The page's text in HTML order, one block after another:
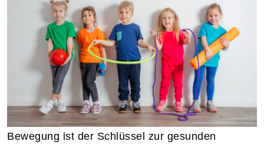
Bewegung ist der Schlüssel zur gesunden